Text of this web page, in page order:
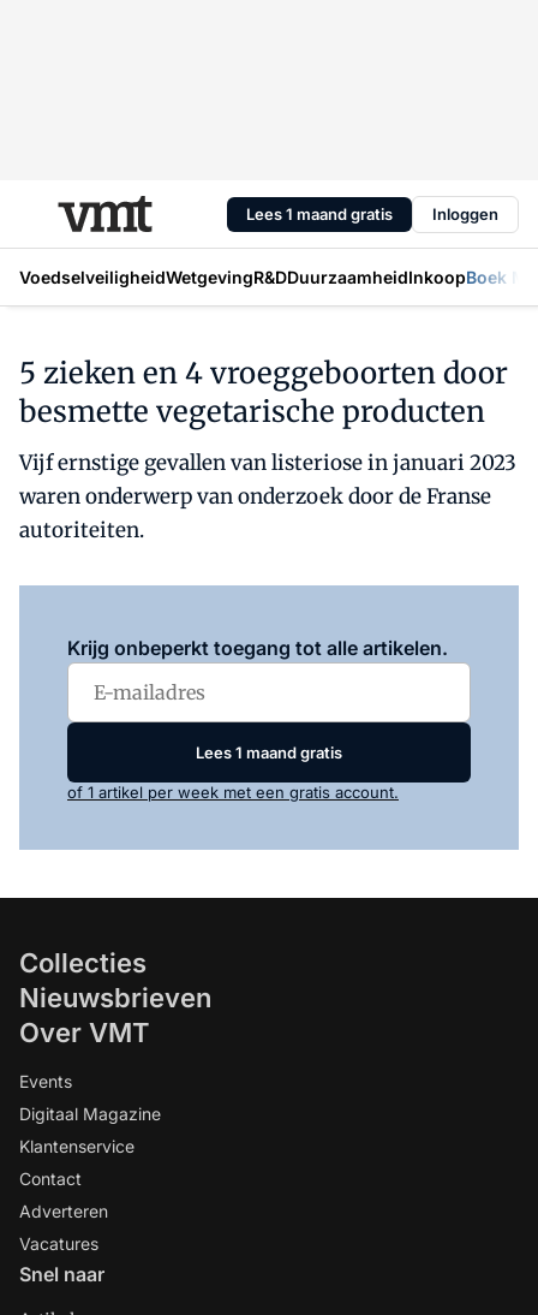
Lees 1 maand gratis Inloggen
VoedselveiligheidWetgevingR&DDuurzaamheidInkoopBoek
5 zieken en 4 vroeggeboorten door
besmette vegetarische producten
Vijf ernstige gevallen van listeriose in januari 2023
waren onderwerp van onderzoek door de Franse
autoriteiten.
Krijg onbeperkt toegang tot alle artikelen.
Lees 1 maand gratis
of 1 artikel per week met een gratis account.
Collecties
Nieuwsbrieven
Over VMT
Events
Digitaal Magazine
Klantenservice
Contact
Adverteren
Vacatures
Snel naar